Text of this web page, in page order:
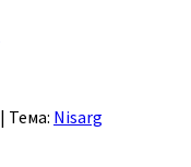
| Тема: Nisarg